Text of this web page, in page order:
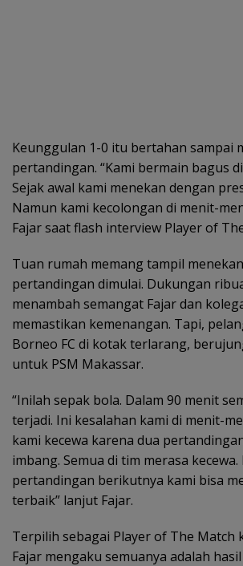
Keunggulan 1-0 itu bertahan sampai
pertandingan. “Kami bermain bagus
Sejak awal kami menekan dengan
Namun kami kecolongan di menit-
Fajar saat flash interview Player of
Tuan rumah memang tampil
pertandingan dimulai. Dukungan
menambah semangat Fajar dan
memastikan kemenangan. Tapi,
Borneo FC di kotak terlarang,
untuk PSM Makassar.
“Inilah sepak bola. Dalam 90 menit
terjadi. Ini kesalahan kami di menit-
kami kecewa karena dua
imbang. Semua di tim merasa
pertandingan berikutnya kami bisa
terbaik” lanjut Fajar.
Terpilih sebagai Player of The Match
Fajar mengaku semuanya adalah